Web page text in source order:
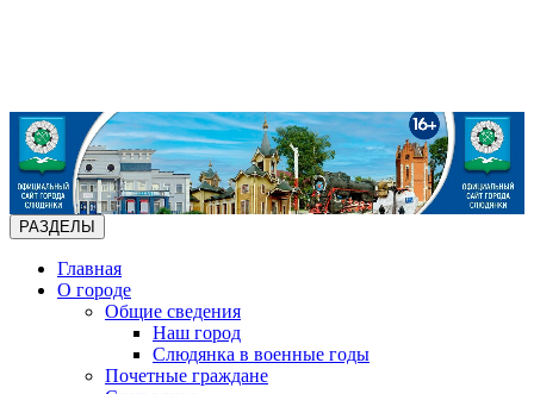
РАЗДЕЛЫ
Главная
О городе
Общие сведения
Наш город
Слюдянка в военные годы
Почетные граждане